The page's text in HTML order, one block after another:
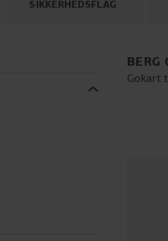
SIKKERHEDSFLAG
BERG
Gokart
sjov